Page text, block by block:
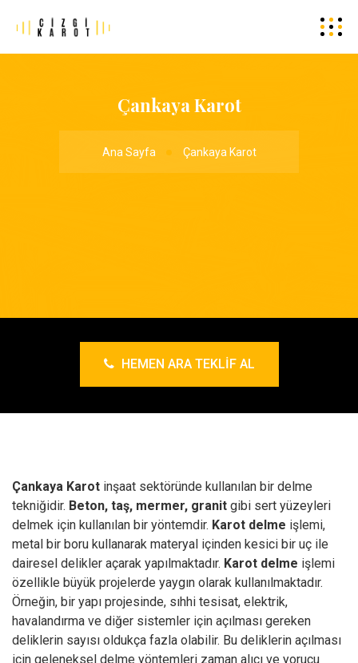
Çankaya Karot
Ana Sayfa Çankaya Karot
HEMEN ARA TEKLIF AL
Çankaya Karot inşaat sektöründe kullanılan bir delme
tekniğidir. Beton, taş, mermer, granit gibi sert yüzeyleri
delmek için kullanılan bir yöntemdir. Karot delme işlemi,
metal bir boru kullanarak materyal içinden kesici bir uç ile
dairesel delikler açarak yapılmaktadır. Karot delme işlemi
özellikle büyük projelerde yaygın olarak kullanılmaktadır.
Örneğin, bir yapı projesinde, sıhhi tesisat, elektrik,
havalandırma ve diğer sistemler için açılması gereken
deliklerin sayısı oldukça fazla olabilir. Bu deliklerin açılması
için geleneksel delme yöntemleri zaman alıcı ve yorucu